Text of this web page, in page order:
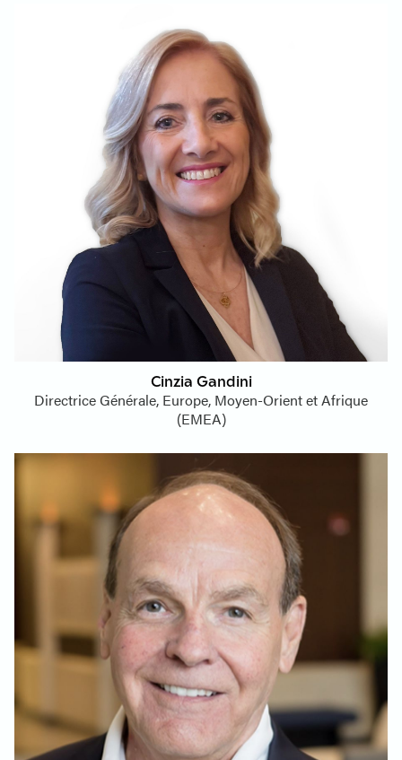
Cinzia Gandini
Directrice Générale, Europe, Moyen-Orient et Afrique
(EMEA)